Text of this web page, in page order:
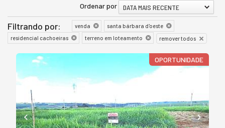
Ordenar por
DATA MAIS RECENTE
Filtrando por: venda
santa bárbara d'oeste
residencial cachoeiras
terreno em loteamento remover todos
OPORTUNIDADE